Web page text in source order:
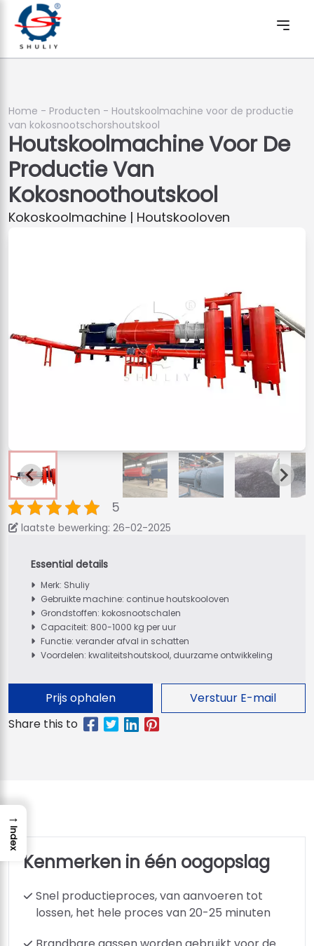
Home - Producten - Houtskoolmachine voor de productie
van kokosnootschorshoutskool
Houtskoolmachine Voor De
Productie Van
Kokosnoothoutskool
Kokoskoolmachine | Houtskooloven
5
laatste bewerking: 26-02-2025
Merk: Shuliy
Gebruikte machine: continue houtskooloven
Grondstoffen: kokosnootschalen
Capaciteit: 800-1000 kg per uur
Functie: verander afval in schatten
Voordelen: kwaliteitshoutskool, duurzame ontwikkeling
Prijs ophalen Verstuur E-mail
Kenmerken in één oogopslag
Snel productieproces, van aanvoeren tot
lossen, het hele proces van 20-25 minuten
→
Index